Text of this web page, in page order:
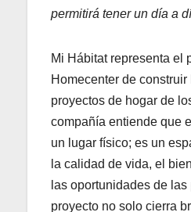
permitirá tener un día a
Mi Hábitat representa el
Homecenter de
proyectos de hogar de
compañía entiende que
un lugar físico; es un
la calidad de vida, el
las oportunidades de
proyecto no solo cierra